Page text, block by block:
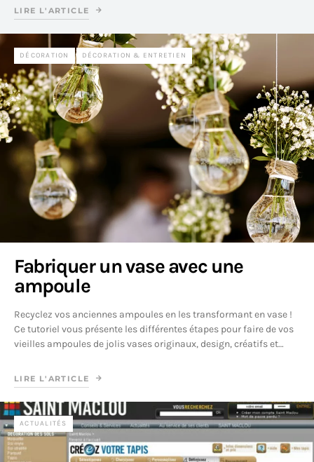
LIRE L'ARTICLE
DÉCORATION DÉCORATION & ENTRETIEN
Fabriquer un vase avec une
ampoule
Recyclez vos anciennes ampoules en les transformant en vase !
Ce tutoriel vous présente les différentes étapes pour faire de vos
vieilles ampoules de jolis vases originaux, design, créatifs et…
LIRE L'ARTICLE
ACTUALITÉS